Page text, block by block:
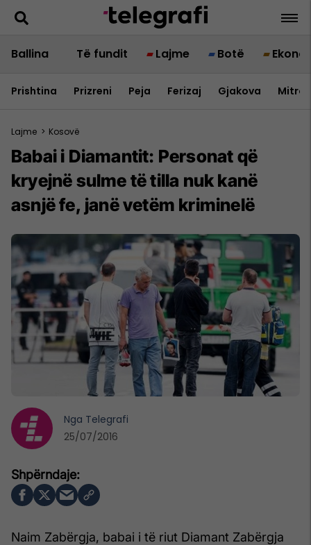
Ballina Të fundit Lajme Botë
Prishtina Prizreni Peja Ferizaj Gjakova
Lajme > Kosovë
Babai i Diamantit: Personat që
kryejnë sulme të tilla nuk kanë
asnjë fe, janë vetëm kriminelë
Naim Zabërgja, babai i të riut Diamant Zabërgja
Nga Telegrafi
25/07/2016